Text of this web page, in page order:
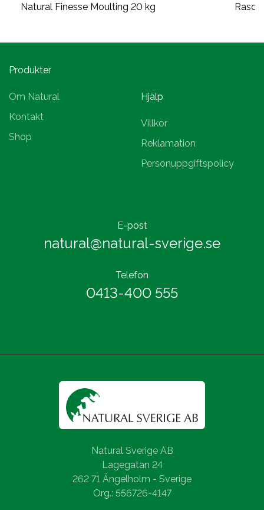
Natural Finesse Moulting 20 kg
Produkter
Om Natural
Kontakt
Shop
Hjälp
Villkor
Reklamation
Personuppgiftspolicy
E-post
natural@natural-sverige.se
Telefon
0413-400 555
Natural Sverige AB
Lagegatan 24
262 71 Ängelholm - Sverige
Org.: 556726-4147